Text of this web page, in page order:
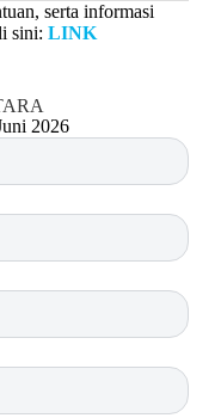
serta informasi
sini: LINK
2026